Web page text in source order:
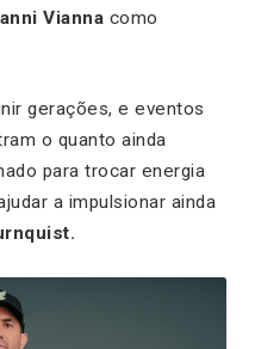
Vianna como
gerações, e eventos
o quanto ainda
para trocar energia
a impulsionar ainda